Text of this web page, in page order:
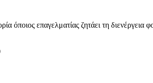
όποιος επαγελματίας ζητάει τη